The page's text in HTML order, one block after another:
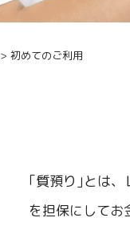
> 初めてのご利用
｢質預り｣とは
を担保にしてお